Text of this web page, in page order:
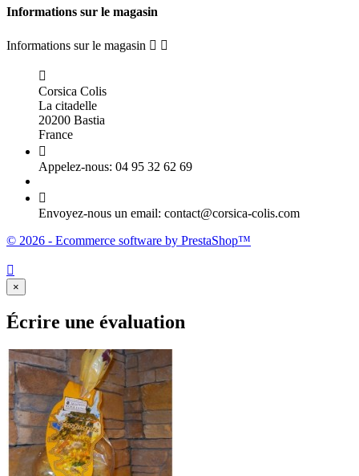
Informations sur le magasin
Informations sur le magasin  

Corsica Colis
La citadelle
20200 Bastia
France

Appelez-nous: 04 95 32 62 69

Envoyez-nous un email: contact@corsica-colis.com
© 2026 - Ecommerce software by PrestaShop™

×
Écrire une évaluation